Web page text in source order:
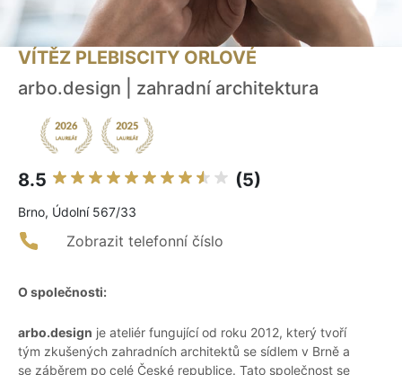
VÍTĚZ PLEBISCITY ORLOVÉ
arbo.design | zahradní architektura
8.5 (5)
Brno, Údolní 567/33
Zobrazit telefonní číslo
O společnosti:
arbo.design je ateliér fungující od roku 2012, který tvoří
tým zkušených zahradních architektů se sídlem v Brně a
se záběrem po celé České republice. Tato společnost se